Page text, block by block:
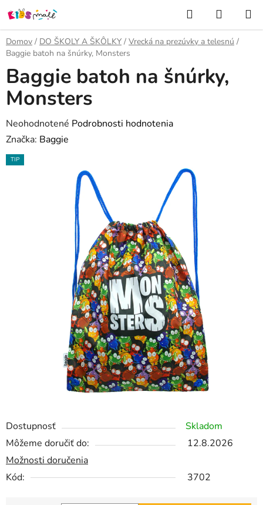
Prejsť
na
obsah
Hľadať
KOŠÍK
Domov / DO ŠKOLY A ŠKÔLKY / Vrecká na prezúvky a telesnú /
Baggie batoh na šnúrky, Monsters
Dostupnosť
Skladom
Môžeme doručiť do:
12.8.2026
Možnosti doručenia
Kód:
3702
Baggie batoh na šnúrky,
Monsters
Priemerné
hodnotenie
produktu
Neohodnotené Podrobnosti hodnotenia
Značka: Baggie
TIP